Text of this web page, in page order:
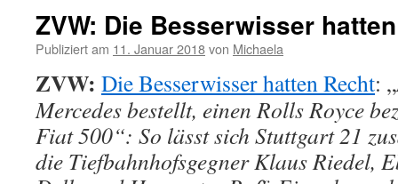
ZVW: Die Besserwisser
Publiziert am 11. Januar 2018von Michaela
ZVW: Die Besserwisser hatten Recht: „
Mercedes bestellt, einen Rolls Royce
Fiat 500“: So lässt sich Stuttgart 21
die Tiefbahnhofsgegner Klaus Riedel,